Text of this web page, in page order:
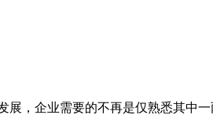
，企业需要的不再是仅熟悉其中